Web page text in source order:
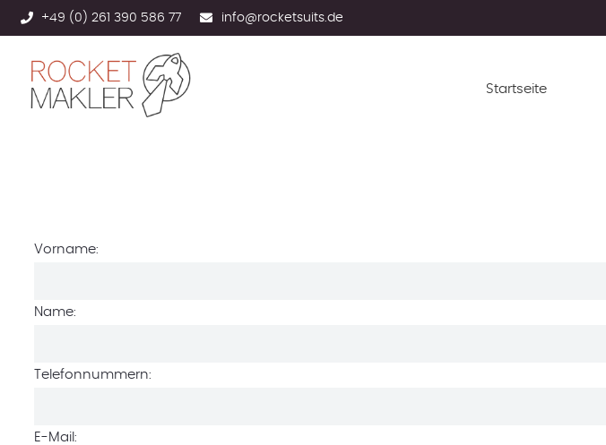
+49 (0) 261 390 586 77 info@rocketsuits.de
Startseite
Vorname:
Name:
Telefonnummern:
E-Mail: